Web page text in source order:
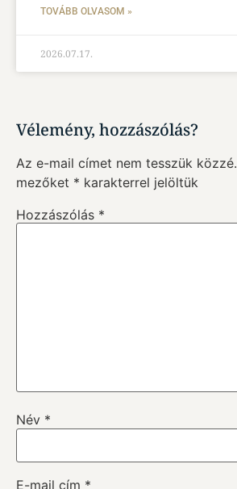
TOVÁBB OLVASOM »
2026.07.17.
Vélemény, hozzászólás?
Az e-mail címet nem tesszük közzé.
mezőket * karakterrel jelöltük
Hozzászólás *
Név *
E-mail cím *